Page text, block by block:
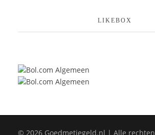
LIKEBOX
© 2026 Goedmetjegeld.nl | Alle rechten